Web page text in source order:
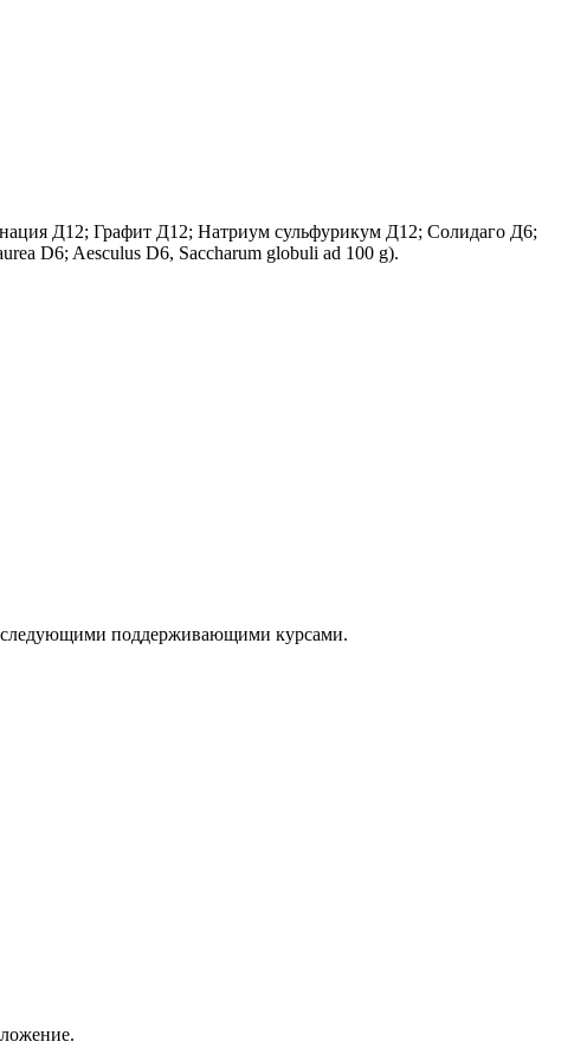
Д12; Графит Д12; Натриум сульфурикум Д12; Солидаго Д6;
D6; Aesculus D6, Saccharum globuli ad 100 g).
поддерживающими курсами.